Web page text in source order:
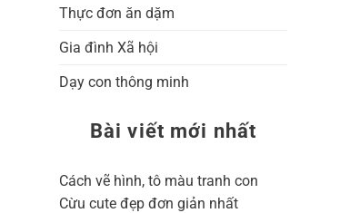
Thực đơn ăn dặm
Gia đình Xã hội
Dạy con thông minh
Bài viết mới nhất
Cách vẽ hình, tô màu tranh con
Cừu cute đẹp đơn giản nhất